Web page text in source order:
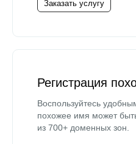
Заказать услугу
Регистрация
Воспользуйтесь
похожее имя может
из 700+ доменных зон.